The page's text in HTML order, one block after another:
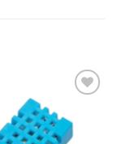
Listeme
Ekle